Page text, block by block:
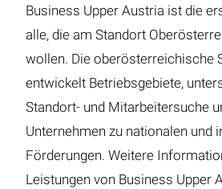
Business Upper Austria ist die
alle, die am Standort
wollen. Die oberösterreichische
entwickelt Betriebsgebiete,
Standort- und Mitarbeitersuche
Unternehmen zu nationalen und
Förderungen. Weitere
Leistungen von Business Upper